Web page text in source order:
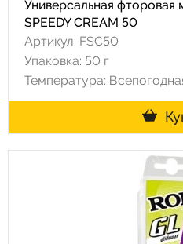
Универсальная фторовая
SPEEDY CREAM 50
Артикул: FSC50
Упаковка: 50 г
Температура: